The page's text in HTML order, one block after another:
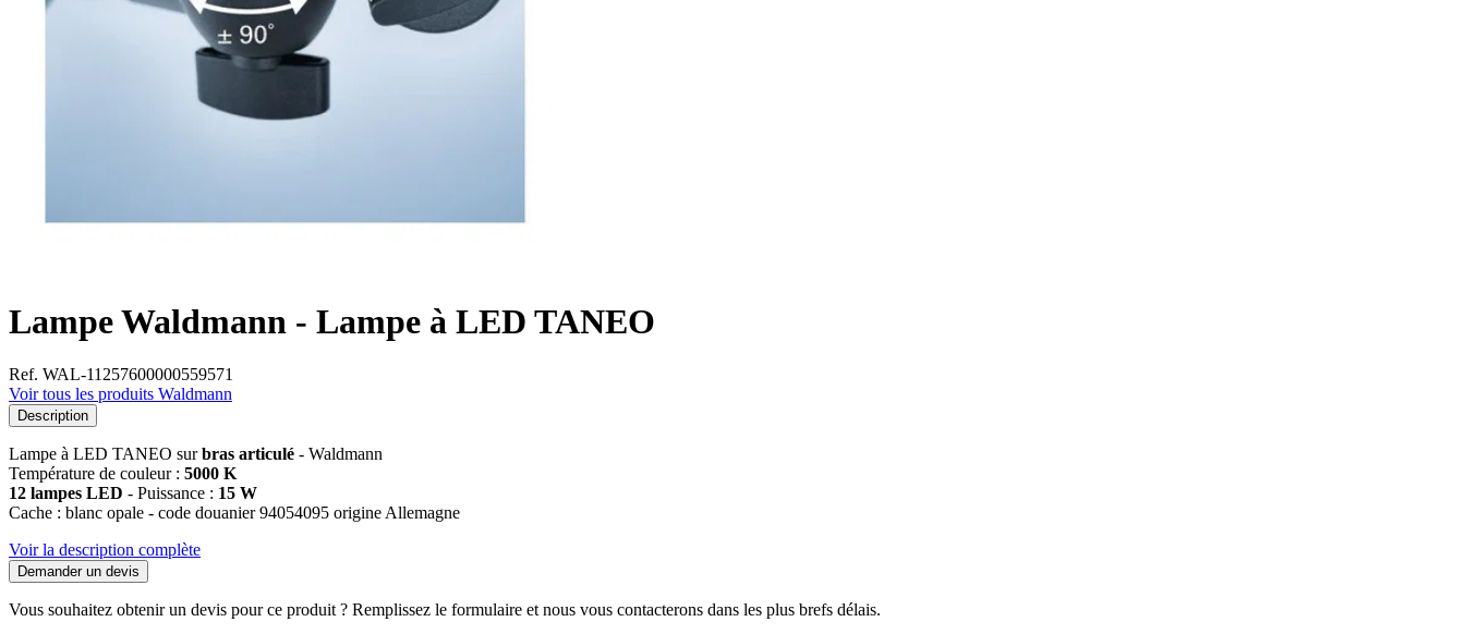
Lampe Waldmann - Lampe à LED TANEO
Ref. WAL-11257600000559571
Voir tous les produits Waldmann
Description
Lampe à LED TANEO surbras articulé - Waldmann
Température de couleur : 5000 K
12 lampes LED - Puissance : 15 W
Cache : blanc opale - code douanier 94054095 origine Allemagne
Voir la description complète
Demander un devis
Vous souhaitez obtenir un devis pour ce produit ? Remplissez le formulaire et nous vous contacterons dans les plus brefs délais.